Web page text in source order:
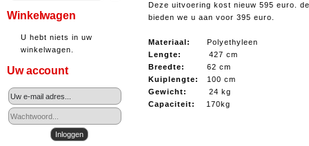
Winkelwagen
U hebt niets in uw
winkelwagen.
Uw account
Deze uitvoering kost nieuw 595 euro.
bieden we u aan voor 395 euro.
Materiaal: Polyethyleen
Lengte: 427 cm
Breedte: 62 cm
Kuiplengte: 100 cm
Gewicht: 24 kg
Capaciteit: 170kg